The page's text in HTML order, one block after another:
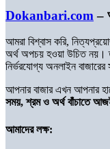
Dokanbari.com –
আমরা বিশ্বাস করি,
অর্থ অপচয় হওয়া উচিত নয়।
নির্ভরযোগ্য অনলাইন বাজারের
আপনার বাজার এখন আপনার
সময়, শ্রম ও অর্থ বাঁচাতে
আমাদের লক্ষ: